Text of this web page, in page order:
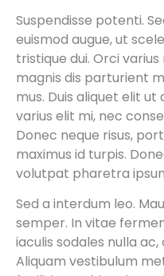
Suspendisse potenti.
euismod augue, ut
tristique dui. Orci
magnis dis parturient
mus. Duis aliquet elit
varius elit mi, nec
Donec neque risus,
maximus id turpis.
volutpat pharetra
Sed a interdum leo.
semper. In vitae
iaculis sodales nulla
Aliquam vestibulum